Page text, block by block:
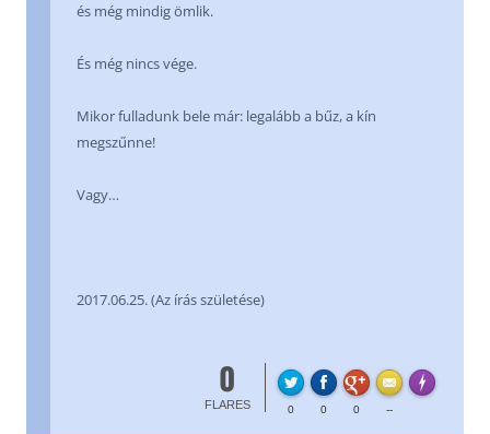
és még mindig ömlik.
És még nincs vége.
Mikor fulladunk bele már: legalább a bűz, a kín
megszűnne!
Vagy…
2017.06.25. (Az írás születése)
0
FLARES 0 0 0 --
Made with